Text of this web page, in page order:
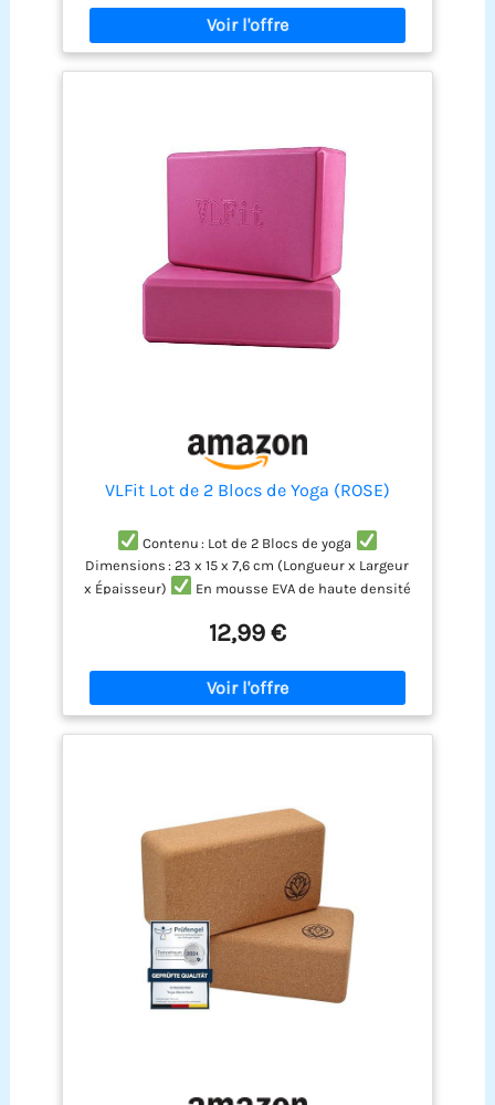
approfondir et d'étirer votre souple, qui est
polyvalent et élégant pour votre pratique du Yoga
VLFit Lot de 2 Blocs de Yoga (ROSE)
Contenu : Lot de 2 Blocs de yoga
Dimensions : 23 x 15 x 7,6 cm (Longueur x Largeur
x Épaisseur)
En mousse EVA de haute densité
stabilité de la surface douce pour une accroche
approfondir et d'étirer votre souple, qui est
polyvalent et élégant pour votre pratique du Yoga
12,99 €